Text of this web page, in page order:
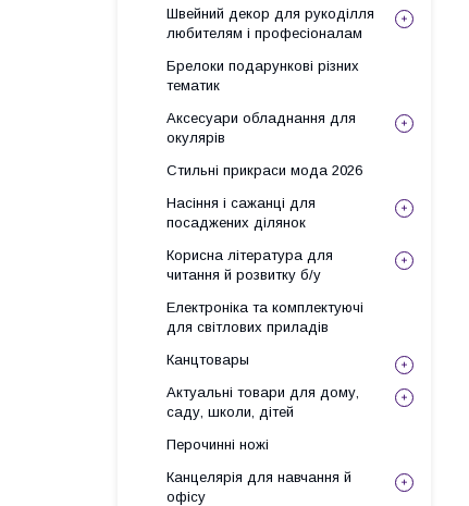
Швейний декор для рукоділля
любителям і професіоналам
Брелоки подарункові різних
тематик
Аксесуари обладнання для
окулярів
Стильні прикраси мода 2026
Насіння і сажанці для
посаджених ділянок
Корисна література для
читання й розвитку б/у
Електроніка та комплектуючі
для світлових приладів
Канцтовары
Актуальні товари для дому,
саду, школи, дітей
Перочинні ножі
Канцелярія для навчання й
офісу